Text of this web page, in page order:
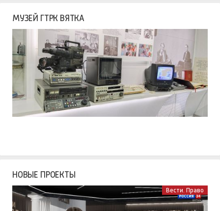
МУЗЕЙ ГТРК ВЯТКА
НОВЫЕ ПРОЕКТЫ
Вести. Право